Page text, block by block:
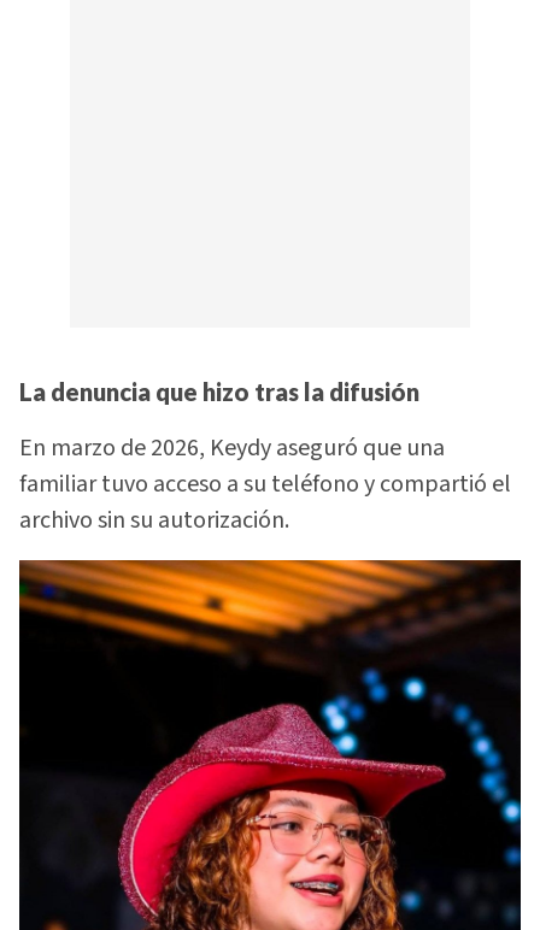
La denuncia que hizo tras la difusión
En marzo de 2026, Keydy aseguró que una
familiar tuvo acceso a su teléfono y compartió el
archivo sin su autorización.